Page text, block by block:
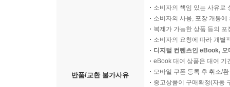
반품/교환 불가사유
소비자의 책임 있는 사유로
소비자의 사용, 포장 개봉
복제가 가능한 상품 등의
소비자의 요청에 따라 개별
디지털 컨텐츠인 eBook,
eBook 대여 상품은 대여 기
모바일 쿠폰 등록 후 취소/
중고상품이 구매확정(자동